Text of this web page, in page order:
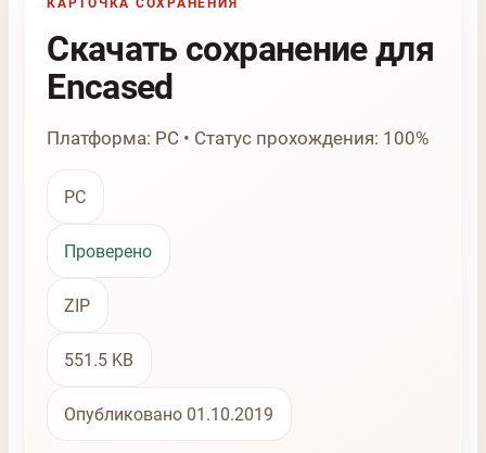
Скачать сохранение для
Encased
Платформа: PC • Статус прохождения: 100%
PC
Проверено
ZIP
551.5 KB
Опубликовано 01.10.2019